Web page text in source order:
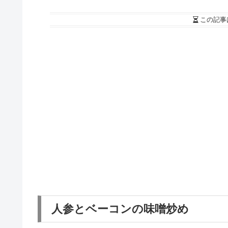
この記事
人参とベーコンの味噌炒め